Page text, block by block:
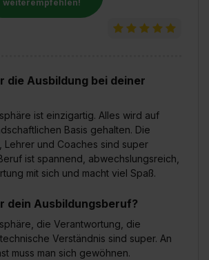
zulassen, triff deine
Checkboxen und klick auf „Auswahl
umfasst hierbei die Einwilligung
Daten in die USA (Art. 49 Abs. 1
(EuGH – Schrems
dir erteilte Einwilligung jederzeit mit
ganz oder teilweise über unsere
unter dem Punkt „Datenschutz-
findest du durch Klick auf „Details
Datenschutzerklärung
weiterempfehlen!
die Ausbildung bei deiner
ist einzigartig. Alles wird auf
Basis gehalten. Die
Lehrer und Coaches sind super
ist spannend, abwechslungsreich,
mit sich und macht viel Spaß.
dein Ausbildungsberuf?
die Verantwortung, die
Verständnis sind super. An
muss man sich gewöhnen.